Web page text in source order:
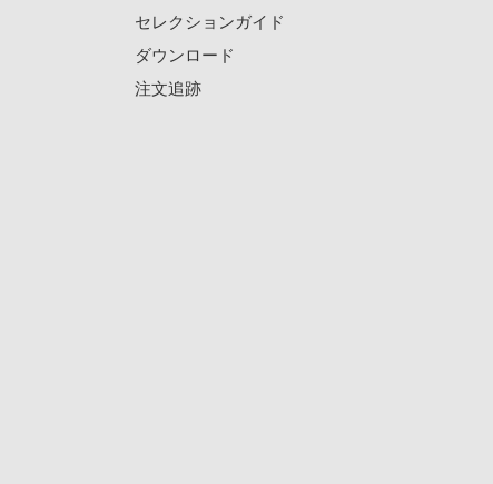
セレクションガイド
ダウンロード
注文追跡